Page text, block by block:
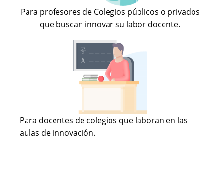
Para profesores de Colegios públicos o privados
que buscan innovar su labor docente.
Para docentes de colegios que laboran en las
aulas de innovación.